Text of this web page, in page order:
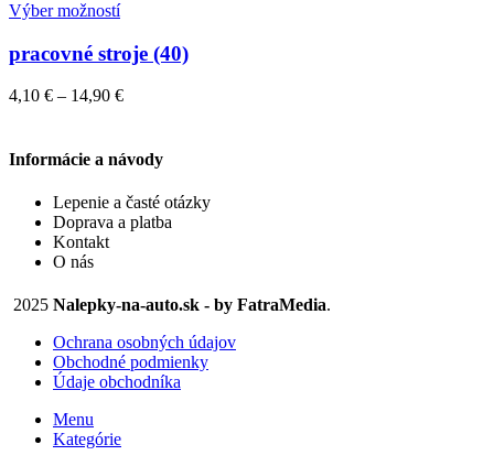
na
stránke
produktu.
Výber možnostíTento
má
viacero
variantov.
vybrať
stránke
produktu.
pracovné stroje (40)
4,10 € – 14,90 €Price
through
14,90 €
Informácie a návody
Lepenie a časté otázky
Doprava a platba
Kontakt
O nás
2025 Nalepky-na-auto.sk - by FatraMedia.
Ochrana osobných údajov
Obchodné podmienky
Údaje obchodníka
Menu
Kategórie